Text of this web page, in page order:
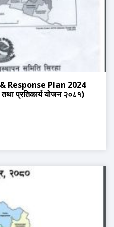
Response Plan 2024
तथा प्रतिकार्य योजन २०८१)